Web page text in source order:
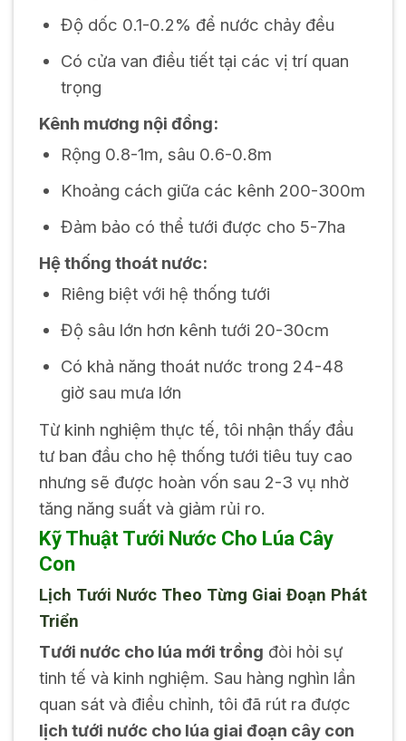
Độ dốc 0.1-0.2% để nước chảy đều
Có cửa van điều tiết tại các vị trí quan
trọng
Kênh mương nội đồng:
Rộng 0.8-1m, sâu 0.6-0.8m
Khoảng cách giữa các kênh 200-300m
Đảm bảo có thể tưới được cho 5-7ha
Hệ thống thoát nước:
Riêng biệt với hệ thống tưới
Độ sâu lớn hơn kênh tưới 20-30cm
Có khả năng thoát nước trong 24-48
giờ sau mưa lớn
Từ kinh nghiệm thực tế, tôi nhận thấy đầu
tư ban đầu cho hệ thống tưới tiêu tuy cao
nhưng sẽ được hoàn vốn sau 2-3 vụ nhờ
tăng năng suất và giảm rủi ro.
Kỹ Thuật Tưới Nước Cho Lúa Cây
Con
Lịch Tưới Nước Theo Từng Giai Đoạn Phát
Triển
Tưới nước cho lúa mới trồng đòi hỏi sự
tinh tế và kinh nghiệm. Sau hàng nghìn lần
quan sát và điều chỉnh, tôi đã rút ra được
lịch tưới nước cho lúa giai đoạn cây con